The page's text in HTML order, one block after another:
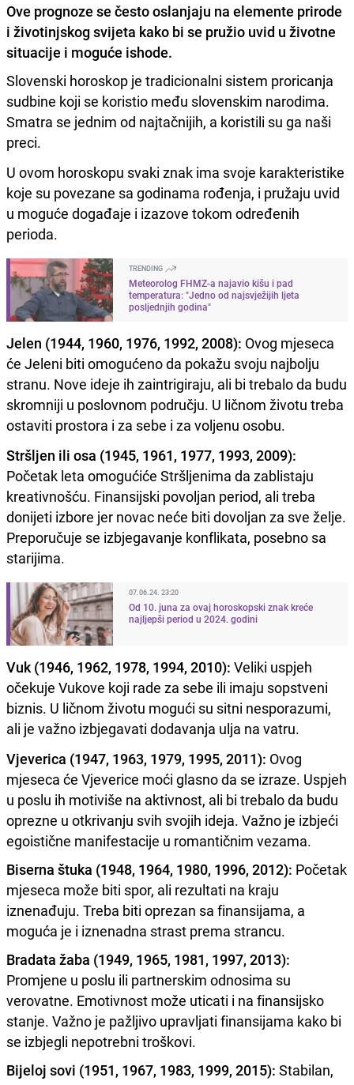
Ove prognoze se često oslanjaju na elemente prirode
i životinjskog svijeta kako bi se pružio uvid u životne
situacije i moguće ishode.
Slovenski horoskop je tradicionalni sistem proricanja
sudbine koji se koristio među slovenskim narodima.
Smatra se jednim od najtačnijih, a koristili su ga naši
preci.
U ovom horoskopu svaki znak ima svoje karakteristike
koje su povezane sa godinama rođenja, i pružaju uvid
u moguće događaje i izazove tokom određenih
perioda.
TRENDING
Meteorolog FHMZ-a najavio kišu i pad
temperatura: "Jedno od najsvježijih ljeta
posljednjih godina"
Jelen (1944, 1960, 1976, 1992, 2008): Ovog mjeseca
će Jeleni biti omogućeno da pokažu svoju najbolju
stranu. Nove ideje ih zaintrigiraju, ali bi trebalo da budu
skromniji u poslovnom području. U ličnom životu treba
ostaviti prostora i za sebe i za voljenu osobu.
Stršljen ili osa (1945, 1961, 1977, 1993, 2009):
Početak leta omogućiće Stršljenima da zablistaju
kreativnošću. Finansijski povoljan period, ali treba
donijeti izbore jer novac neće biti dovoljan za sve želje.
Preporučuje se izbjegavanje konflikata, posebno sa
starijima.
07.06.24. 23:20
Od 10. juna za ovaj horoskopski znak kreće
najljepši period u 2024. godini
Vuk (1946, 1962, 1978, 1994, 2010): Veliki uspjeh
očekuje Vukove koji rade za sebe ili imaju sopstveni
biznis. U ličnom životu mogući su sitni nesporazumi,
ali je važno izbjegavati dodavanja ulja na vatru.
Vjeverica (1947, 1963, 1979, 1995, 2011): Ovog
mjeseca će Vjeverice moći glasno da se izraze. Uspjeh
u poslu ih motiviše na aktivnost, ali bi trebalo da budu
oprezne u otkrivanju svih svojih ideja. Važno je izbjeći
egoistične manifestacije u romantičnim vezama.
Biserna štuka (1948, 1964, 1980, 1996, 2012): Početak
mjeseca može biti spor, ali rezultati na kraju
iznenađuju. Treba biti oprezan sa finansijama, a
moguća je i iznenadna strast prema strancu.
Bradata žaba (1949, 1965, 1981, 1997, 2013):
Promjene u poslu ili partnerskim odnosima su
verovatne. Emotivnost može uticati i na finansijsko
stanje. Važno je pažljivo upravljati finansijama kako bi
se izbjegli nepotrebni troškovi.
Bijeloj sovi (1951, 1967, 1983, 1999, 2015): Stabilan,